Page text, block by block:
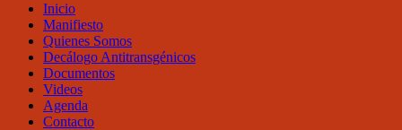
Inicio
Manifiesto
Quienes Somos
Decálogo Antitransgénicos
Documentos
Videos
Agenda
Contacto